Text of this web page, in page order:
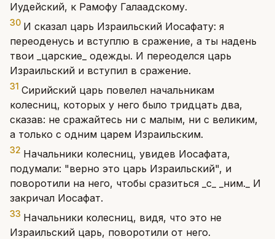
Иудейский, к Рамофу Галаадскому.
30 И сказал царь Израильский Иосафату: я
переоденусь и вступлю в сражение, а ты надень
твои _царские_ одежды. И переоделся царь
Израильский и вступил в сражение.
31 Сирийский царь повелел начальникам
колесниц, которых у него было тридцать два,
сказав: не сражайтесь ни с малым, ни с великим,
а только с одним царем Израильским.
32 Начальники колесниц, увидев Иосафата,
подумали: "верно это царь Израильский", и
поворотили на него, чтобы сразиться _с_ _ним._ И
закричал Иосафат.
33 Начальники колесниц, видя, что это не
Израильский царь, поворотили от него.